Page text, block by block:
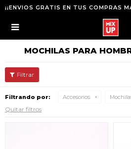
¡¡ENVIOS GRATIS EN TUS COMPRAS

MOCHILAS PARA
Filtrando por: Accesorios
Quitar filtros